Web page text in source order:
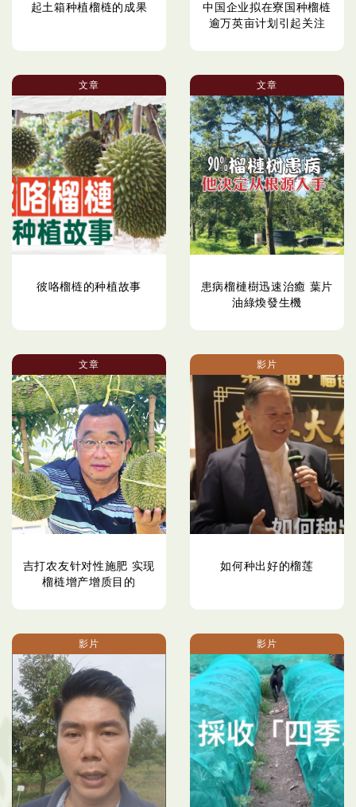
起土箱种植榴梿的成果
中国企业拟在寮国种榴梿
逾万英亩计划引起关注
文章
彼咯榴梿的种植故事
文章
患病榴槤樹迅速治癒 葉片
油綠煥發生機
文章
吉打农友针对性施肥 实现
榴梿增产增质目的
影片
如何种出好的榴莲
影片 影片